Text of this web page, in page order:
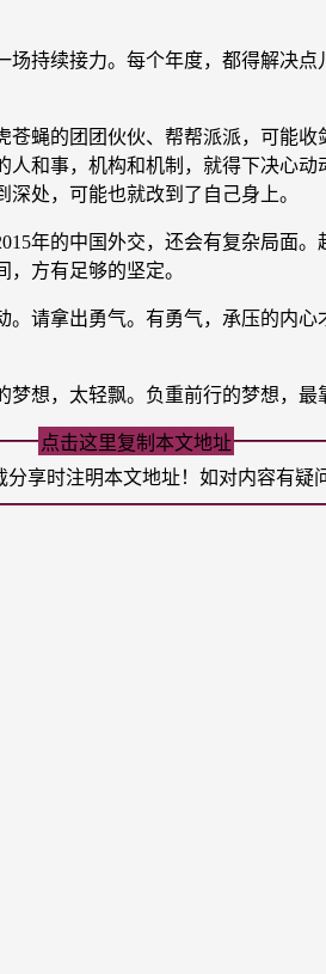
续接力。每个年度，都得解决点
的团团伙伙、帮帮派派，可能收
和事，机构和机制，就得下决心
处，可能也就改到了自己身上。
的中国外交，还会有复杂局面。
方有足够的坚定。
拿出勇气。有勇气，承压的内心
，太轻飘。负重前行的梦想，最
点击这里复制本文地址
享时注明本文地址！如对内容有疑